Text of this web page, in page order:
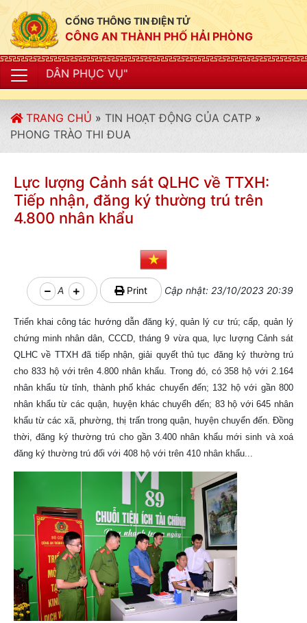
CỔNG THÔNG TIN ĐIỆN TỬ
CÔNG AN THÀNH PHỐ HẢI PHÒNG
TRANG CHỦ » TIN HOẠT ĐỘNG CỦA CATP »
PHONG TRÀO THI ĐUA
Lực lượng Cảnh sát QLHC về TTXH:
Tiếp nhận, đăng ký thường trú trên
4.800 nhân khẩu
A Print Cập nhật: 23/10/2023 20:39
Triển khai công tác hướng dẫn đăng ký, quản lý cư trú; cấp, quản lý
chứng minh nhân dân, CCCD, tháng 9 vừa qua, lực lượng Cảnh sát
QLHC về TTXH đã tiếp nhận, giải quyết thủ tục đăng ký thường trú
cho 833 hộ với trên 4.800 nhân khẩu. Trong đó, có 358 hộ với 2.164
nhân khẩu từ tỉnh, thành phố khác chuyển đến; 132 hộ với gần 800
nhân khẩu từ các quận, huyện khác chuyểh đến; 83 hộ với 645 nhân
khẩu từ các xã, phường, thị trấn trong quận, huyện chuyển đến. Đồng
thời, đăng ký thường trú cho gần 3.400 nhân khẩu mới sinh và xoá
đăng ký thường trú đối với 408 hộ với trên 410 nhân khẩu...